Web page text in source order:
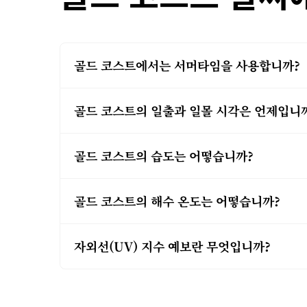
골드 코스트에서는 서머타임을 사용합니까?
골드 코스트의 일출과 일몰 시각은 언제입니
골드 코스트의 습도는 어떻습니까?
골드 코스트의 해수 온도는 어떻습니까?
자외선(UV) 지수 예보란 무엇입니까?